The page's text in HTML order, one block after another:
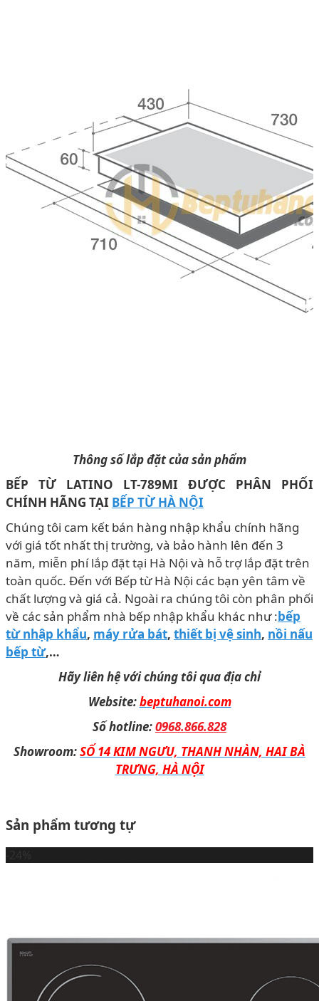
Thông số lắp đặt của sản phẩm
BẾP TỪ LATINO LT-789MI ĐƯỢC PHÂN PHỐI
CHÍNH HÃNG TẠI BẾP TỪ HÀ NỘI
Chúng tôi cam kết bán hàng nhập khẩu chính hãng
với giá tốt nhất thị trường, và bảo hành lên đến 3
năm, miễn phí lắp đặt tại Hà Nội và hỗ trợ lắp đặt trên
toàn quốc. Đến với Bếp từ Hà Nội các bạn yên tâm về
chất lượng và giá cả. Ngoài ra chúng tôi còn phân phối
về các sản phẩm nhà bếp nhập khẩu khác như :bếp
từ nhập khẩu, máy rửa bát, thiết bị vệ sinh, nồi nấu
bếp từ,…
Hãy liên hệ với chúng tôi qua địa chỉ
Website:beptuhanoi.com
Số hotline:0968.866.828
Showroom:SỐ 14 KIM NGƯU, THANH NHÀN, HAI BÀ
TRƯNG, HÀ NỘI
Sản phẩm tương tự